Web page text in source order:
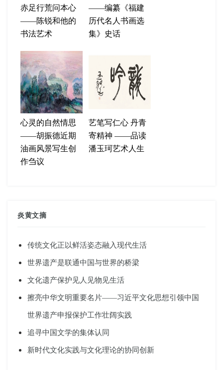
赤足行荒问本心
——陈锐和他的
书法艺术
——编纂《福建
历代名人书画选
集》史话
心灵的自然情思
——胡振德近期
油画风景写生创
作刍议
艺笔写仁心 丹青
寄精神 ——品读
潘玉珂艺术人生
炎黄文摘
传统文化正以鲜活姿态融入现代生活
世界遗产是联通中国与世界的桥梁
文化遗产保护见人见物见生活
擦亮中华文明重要名片——习近平文化思想引领中国
世界遗产申报保护工作壮阔实践
追寻中国文学的集体认同
新时代文化实践与文化理论的协同创新